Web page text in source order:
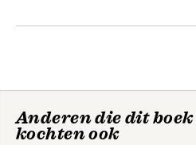
Anderen die dit
kochten ook